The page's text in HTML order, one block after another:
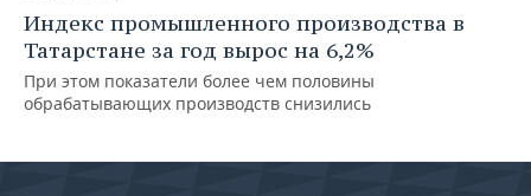
Индекс промышленного производства в
Татарстане за год вырос на 6,2%
При этом показатели более чем половины
обрабатывающих производств снизились